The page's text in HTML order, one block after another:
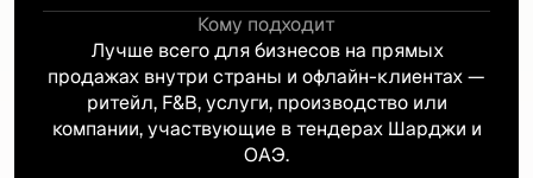
Кому подходит
Лучше всего для бизнесов на прямых
продажах внутри страны и офлайн-клиентах —
ритейл, F&B, услуги, производство или
компании, участвующие в тендерах Шарджи и
ОАЭ.